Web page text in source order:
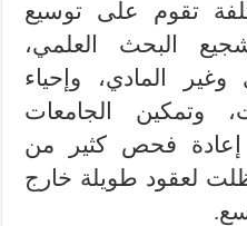
مختلفة تقوم على توسيع
البحث العلمي،
وغير المادي، وإحياء
وتمكين الجامعات
إعادة فحص كثير من
ظلت لعقود طويلة خارج